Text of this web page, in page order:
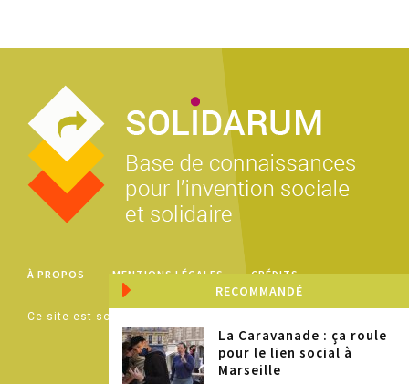
RECOMMANDÉ
La Caravanade : ça roule
pour le lien social à
Marseille
À PROPOS MENTIONS LÉGALES CRÉDITS
Ce site est sous licence